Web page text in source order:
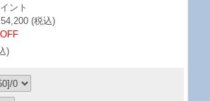
ント
(税込)
)